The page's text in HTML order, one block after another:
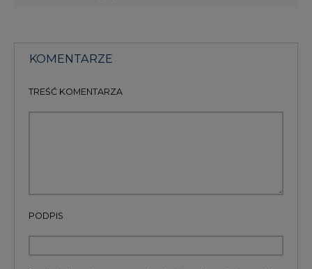
KOMENTARZE
TREŚĆ KOMENTARZA
PODPIS